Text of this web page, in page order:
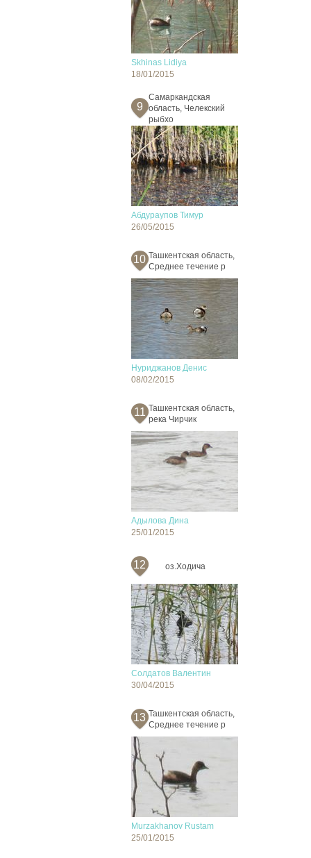
Skhinas Lidiya
18/01/2015
9
Самаркандская
область, Челекский
рыбхо
Абдураупов Тимур
26/05/2015
10 Ташкентская область,
Среднее течение р
Нуриджанов Денис
08/02/2015
11 Ташкентская область,
река Чирчик
Адылова Дина
25/01/2015
12 оз.Ходича
Солдатов Валентин
30/04/2015
13 Ташкентская область,
Среднее течение р
Murzakhanov Rustam
25/01/2015